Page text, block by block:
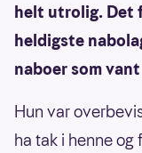
helt utrolig. Det
heldigste
naboer som
Hun var
ha tak i henne